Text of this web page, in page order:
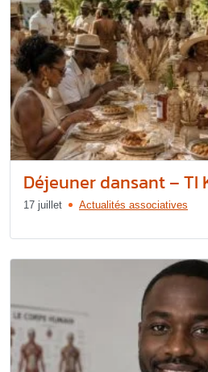
Déjeuner dansant – TI
17 juillet Actualités associatives